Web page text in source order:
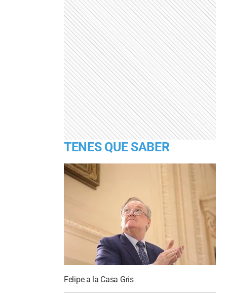
TENES QUE SABER
Felipe a la Casa Gris